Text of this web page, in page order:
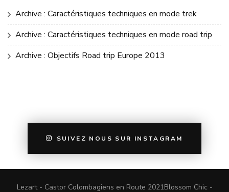
Archive : Caractéristiques techniques en mode trek
Archive : Caractéristiques techniques en mode road trip
Archive : Objectifs Road trip Europe 2013
SUIVEZ NOUS SUR INSTAGRAM
Lezart - Castor Colombagiens en Route 2021Blossom Chic -